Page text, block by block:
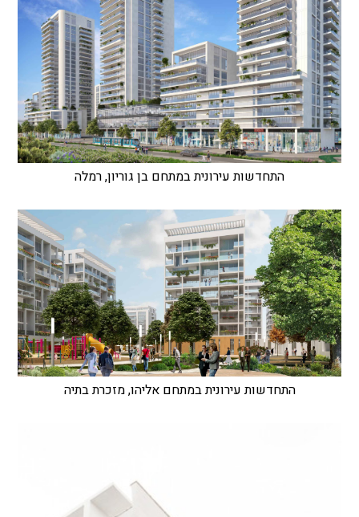
התחדשות עירונית במתחם בן גוריון, רמלה
התחדשות עירונית במתחם אליהו, מזכרת בתיה